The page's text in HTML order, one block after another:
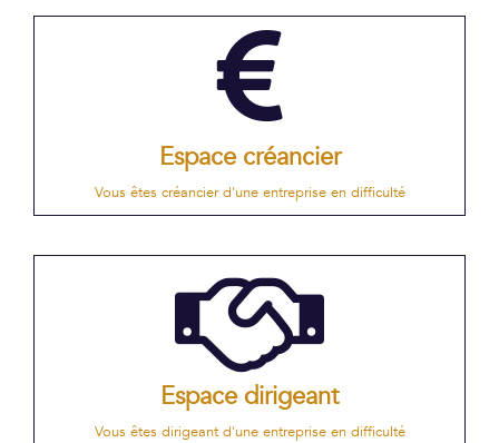
Espace créancier
Vous êtes créancier d'une entreprise en difficulté
Espace dirigeant
Vous êtes dirigeant d'une entreprise en difficulté